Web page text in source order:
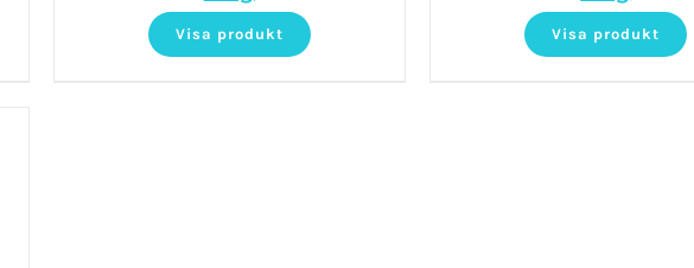
Visa produkt Visa produkt